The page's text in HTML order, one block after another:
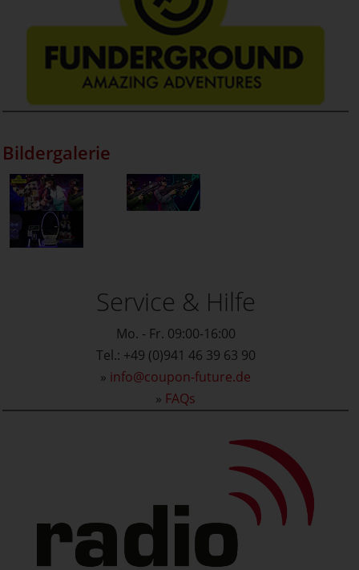
Bildergalerie
Service & Hilfe
Mo. - Fr. 09:00-16:00
Tel.: +49 (0)941 46 39 63 90
» info@coupon-future.de
» FAQs